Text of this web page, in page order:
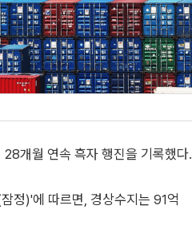
28개월 연속 흑자 행진을 기록했다.
정)'에 따르면, 경상수지는 91억